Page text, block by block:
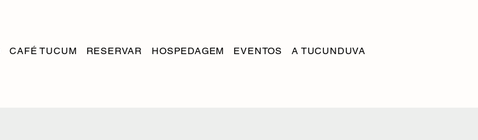
CAFÉ TUCUM RESERVAR HOSPEDAGEM EVENTOS A TUCUNDUVA